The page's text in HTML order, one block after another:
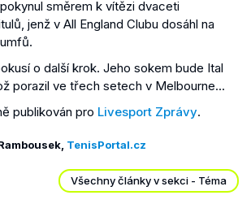
pokynul směrem k vítězi dvaceti
jenž v All England Clubu dosáhl na
o další krok. Jeho sokem bude Ital
porazil ve třech setech v Melbourne...
publikován pro Livesport Zprávy.
TenisPortal.cz
Všechny články v sekci - Téma